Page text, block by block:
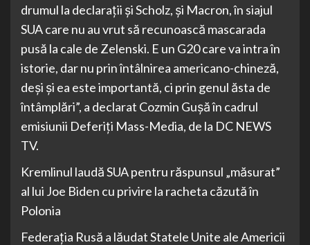
drumul la declaraţii şi Scholz, şi Macron, în siajul
SUA care nu au vrut să recunoască mascarada
pusă la cale de Zelenski. E un G20 care va intra în
istorie, dar nu prin întâlnirea americano-chineză,
deşi şi ea este importantă, ci prin genul ăsta de
întâmplări”, a declarat Cozmin Guşă în cadrul
emisiunii Deferiţi Mass-Media, de la DC NEWS
TV.
Kremlinul laudă SUA pentru răspunsul „măsurat”
al lui Joe Biden cu privire la racheta căzută în
Polonia
Federația Rusă a lăudat Statele Unite ale Americii